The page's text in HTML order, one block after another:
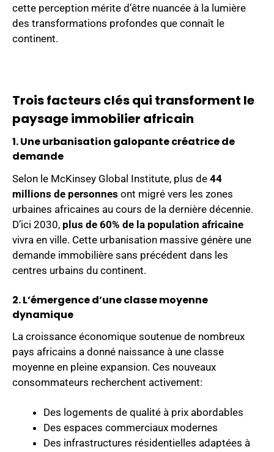
cette perception mérite d’être nuancée à la lumière
des transformations profondes que connaît le
continent.
Trois facteurs clés qui transforment le
paysage immobilier africain
1. Une urbanisation galopante créatrice de
demande
Selon le McKinsey Global Institute, plus de 44
millions de personnes ont migré vers les zones
urbaines africaines au cours de la dernière décennie.
D’ici 2030, plus de 60% de la population africaine
vivra en ville. Cette urbanisation massive génère une
demande immobilière sans précédent dans les
centres urbains du continent.
2. L’émergence d’une classe moyenne
dynamique
La croissance économique soutenue de nombreux
pays africains a donné naissance à une classe
moyenne en pleine expansion. Ces nouveaux
consommateurs recherchent activement:
Des logements de qualité à prix abordables
Des espaces commerciaux modernes
Des infrastructures résidentielles adaptées à